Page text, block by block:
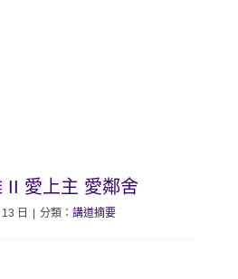
愛上主 愛鄰舍
日 分類：講道摘要